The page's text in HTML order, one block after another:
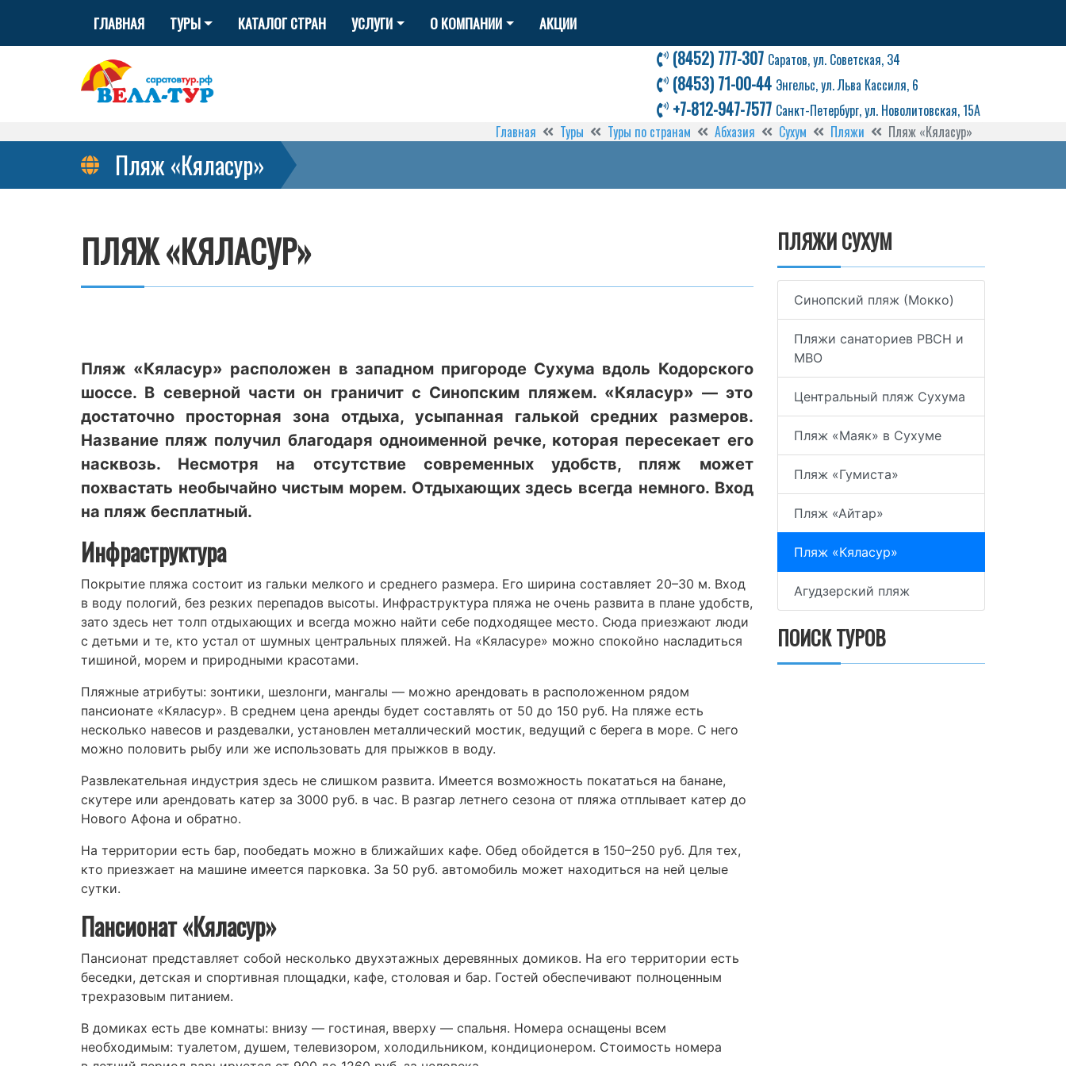
ГЛАВНАЯ ТУРЫ КАТАЛОГ СТРАН УСЛУГИ О КОМПАНИИ АКЦИИ
(8452) 777-307 Саратов, ул. Советская, 34
(8453) 71-00-44 Энгельс, ул. Льва Кассиля, 6
+7-812-947-7577 Санкт-Петербург, ул. Новолитовская, 15А
Главная
Туры Туры по странам Абхазия Сухум Пляжи Пляж «Кяласур»
Пляж «Кяласур»
ПЛЯЖ «КЯЛАСУР»
Пляж «Кяласур» расположен в западном пригороде Сухума вдоль Кодорского
шоссе. В северной части он граничит с Синопским пляжем. «Кяласур» — это
достаточно просторная зона отдыха, усыпанная галькой средних размеров.
Название пляж получил благодаря одноименной речке, которая пересекает его
насквозь. Несмотря на отсутствие современных удобств, пляж может
похвастать необычайно чистым морем. Отдыхающих здесь всегда немного. Вход
на пляж бесплатный.
Инфраструктура
Покрытие пляжа состоит из гальки мелкого и среднего размера. Его ширина составляет 20–30 м. Вход
в воду пологий, без резких перепадов высоты. Инфраструктура пляжа не очень развита в плане удобств,
зато здесь нет толп отдыхающих и всегда можно найти себе подходящее место. Сюда приезжают люди
с детьми и те, кто устал от шумных центральных пляжей. На «Кяласуре» можно спокойно насладиться
тишиной, морем и природными красотами.
Пляжные атрибуты: зонтики, шезлонги, мангалы — можно арендовать в расположенном рядом
пансионате «Кяласур». В среднем цена аренды будет составлять от 50 до 150 руб. На пляже есть
несколько навесов и раздевалки, установлен металлический мостик, ведущий с берега в море. С него
можно половить рыбу или же использовать для прыжков в воду.
Развлекательная индустрия здесь не слишком развита. Имеется возможность покататься на банане,
скутере или арендовать катер за 3000 руб. в час. В разгар летнего сезона от пляжа отплывает катер до
Нового Афона и обратно.
На территории есть бар, пообедать можно в ближайших кафе. Обед обойдется в 150–250 руб. Для тех,
кто приезжает на машине имеется парковка. За 50 руб. автомобиль может находиться на ней целые
сутки.
Пансионат «Кяласур»
Пансионат представляет собой несколько двухэтажных деревянных домиков. На его территории есть
беседки, детская и спортивная площадки, кафе, столовая и бар. Гостей обеспечивают полноценным
трехразовым питанием.
В домиках есть две комнаты: внизу — гостиная, вверху — спальня. Номера оснащены всем
необходимым: туалетом, душем, телевизором, холодильником, кондиционером. Стоимость номера
ПЛЯЖИ СУХУМ
Синопский пляж (Мокко)
Пляжи санаториев РВСН и
МВО
Центральный пляж Сухума
Пляж «Маяк» в Сухуме
Пляж «Гумиста»
Пляж «Айтар»
Пляж «Кяласур»
Агудзерский пляж
ПОИСК ТУРОВ